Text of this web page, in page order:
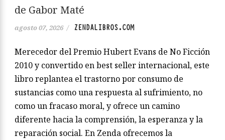
de Gabor Maté
agosto 07, 2026 / ZENDALIBROS.COM
Merecedor del Premio Hubert Evans de No Ficción
2010 y convertido en best seller internacional, este
libro replantea el trastorno por consumo de
sustancias como una respuesta al sufrimiento, no
como un fracaso moral, y ofrece un camino
diferente hacia la comprensión, la esperanza y la
reparación social. En Zenda ofrecemos la